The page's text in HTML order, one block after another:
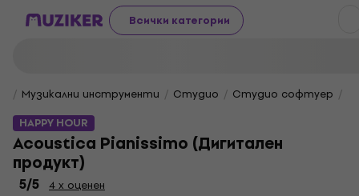
Всички категории
Музикални инструменти Студио Студио софтуер
HAPPY HOUR
Acoustica Pianissimo (Дигитален
продукт)
5/5 4 x оценен